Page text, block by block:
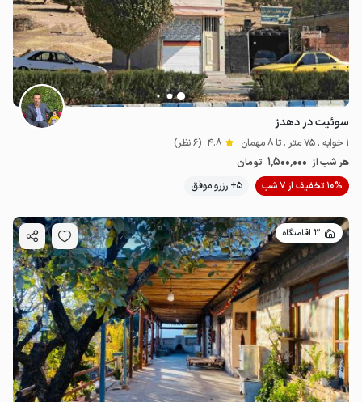
سوئیت در دهدز
1 خوابه . 75 متر . تا 8 مهمان 4.8 (6 نظر)
هر شب از 1٬500٬000 تومان
10% تخفیف از 7 شب
5+ رزرو موفق
3 اقامتگاه